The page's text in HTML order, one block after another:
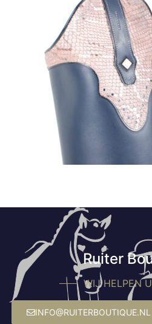
Ruiter
WIJ HELPEN
INFO@RUITERBOUTIQUE.NL